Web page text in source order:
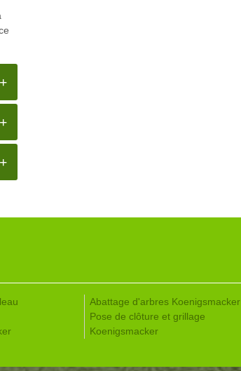
Abattage d'arbres Koenigsmacker
Pose de clôture et grillage
Koenigsmacker